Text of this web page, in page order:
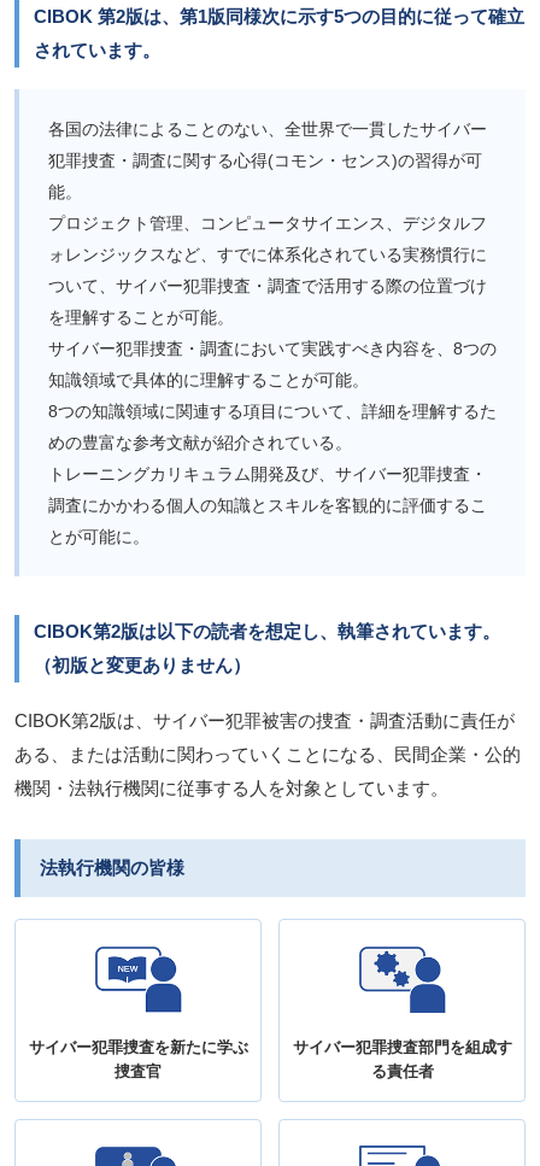
CIBOK 第2版は、第1版同様次に示す5つの目的に従って確立
されています。
各国の法律によることのない、全世界で一貫したサイバー
犯罪捜査・調査に関する心得(コモン・センス)の習得が可
能。
プロジェクト管理、コンピュータサイエンス、デジタルフ
ォレンジックスなど、すでに体系化されている実務慣行に
ついて、サイバー犯罪捜査・調査で活用する際の位置づけ
を理解することが可能。
サイバー犯罪捜査・調査において実践すべき内容を、8つの
知識領域で具体的に理解することが可能。
8つの知識領域に関連する項目について、詳細を理解するた
めの豊富な参考文献が紹介されている。
トレーニングカリキュラム開発及び、サイバー犯罪捜査・
調査にかかわる個人の知識とスキルを客観的に評価するこ
とが可能に。
CIBOK第2版は以下の読者を想定し、執筆されています。
（初版と変更ありません）
CIBOK第2版は、サイバー犯罪被害の捜査・調査活動に責任が
ある、または活動に関わっていくことになる、民間企業・公的
機関・法執行機関に従事する人を対象としています。
法執行機関の皆様
サイバー犯罪捜査を新たに学ぶ
捜査官
サイバー犯罪捜査部門を組成す
る責任者